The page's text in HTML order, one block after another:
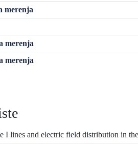
merenja
merenja
merenja
lines and electric field distribution in